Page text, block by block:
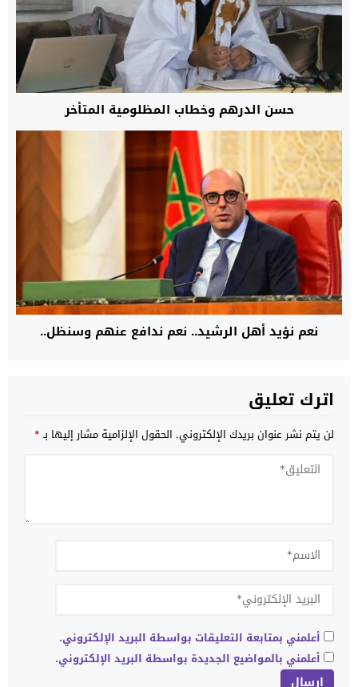
حسن الدرهم وخطاب المظلومية المتأخر
نعم نؤيد أهل الرشيد.. نعم ندافع عنهم وسنظل..
اترك تعليق
لن يتم نشر عنوان بريدك الإلكتروني. الحقول الإلزامية مشار إليها بـ*
أعلمني بمتابعة التعليقات بواسطة البريد الإلكتروني.
أعلمني بالمواضيع الجديدة بواسطة البريد الإلكتروني.